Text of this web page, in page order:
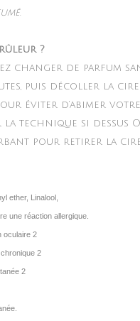
?
changer de parfum
puis décoller la cire
éviter d’abimer
la technique si dessus
pour retirer la
ether, Linalool,
une réaction allergique.
oculaire 2
2
2